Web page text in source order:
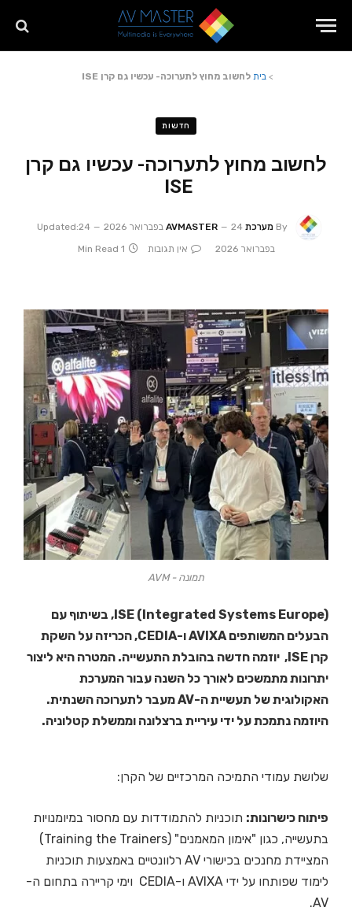
>בית לחשוב מחוץ לתערוכה- עכשיו גם קרן ISE
חדשות
לחשוב מחוץ לתערוכה- עכשיו גם קרן
ISE
By מערכת AVMASTER24 בפברואר 2026 Updated:24
בפברואר 2026
אין תגובות 1 Min Read
תמונה - AVM
ISE (Integrated Systems Europe), בשיתוף עם
הבעלים המשותפים AVIXA ו-CEDIA, הכריזה על השקת
קרן ISE, יוזמה חדשה בהובלת התעשייה. המטרה היא ליצור
יתרונות מתמשכים לאורך כל השנה עבור המערכת
האקולוגית של תעשיית ה-AV מעבר לתערוכה השנתית.
היוזמה נתמכת על ידי עיריית ברצלונה וממשלת קטלוניה.
שלושת עמודי התמיכה המרכזיים של הקרן:
פיתוח כישרונות: תוכניות להתמודדות עם מחסור במיומנויות
בתעשייה, כגון "אימון המאמנים" (Training the Trainers)
המציידת מחנכים בכישורי AV רלוונטיים באמצעות תוכניות
לימוד שפותחו על ידי AVIXA ו-CEDIA וימי קריירה בתחום ה-
AV.